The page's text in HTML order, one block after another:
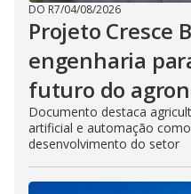
DO R7/04/08/2026
Projeto Cresce
engenharia
futuro do
Documento destaca
artificial e automação
desenvolvimento do setor